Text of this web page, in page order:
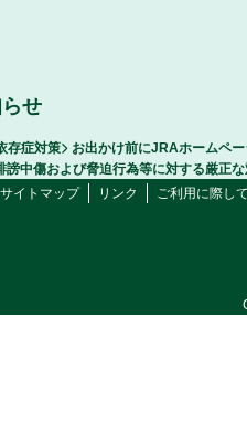
せ
存症対策
お出かけ前にJRAホームペ
謗中傷および脅迫行為等に対する厳正
サイトマップ リンク ご利用に際し